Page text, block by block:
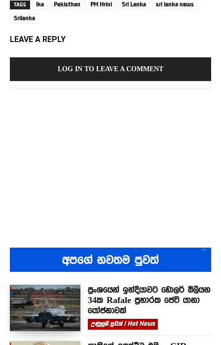
TAGS lka Pakisthan PM Hrini Sri Lanka
sri lanka news
Srilanka
LEAVE A REPLY
LOG IN TO LEAVE A COMMENT
අපගේ නවතම පුවත්
ප්‍රංශයෙන් ඉන්දියාවට ඩොලර් බිලියන
34ක Rafale ප්‍රහාරක ජෙට් යානා
යෝජනාවක්
උණුසුම් පුවත් | Hot News